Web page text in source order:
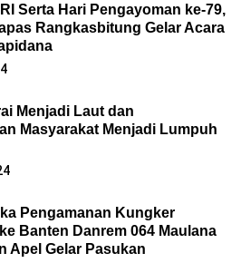
Serta Hari Pengayoman ke-79,
Rangkasbitung Gelar Acara
Menjadi Laut dan
Masyarakat Menjadi Lumpuh
Pengamanan Kungker
Banten Danrem 064 Maulana
Apel Gelar Pasukan